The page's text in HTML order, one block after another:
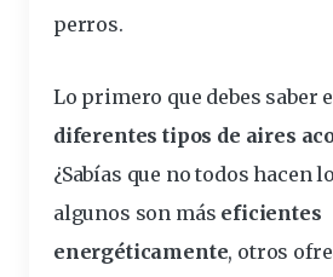
perros.
Lo primero que debes saber
diferentes tipos de aires
¿Sabías que no todos hacen
algunos son más eficientes
energéticamente, otros